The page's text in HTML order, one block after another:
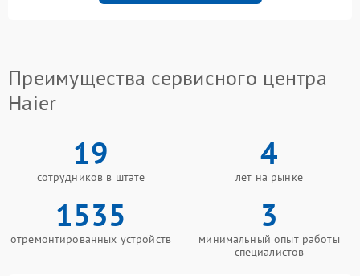
Преимущества сервисного центра
Haier
19
сотрудников в штате
4
лет на рынке
1535
отремонтированных устройств
3
минимальный опыт работы
специалистов